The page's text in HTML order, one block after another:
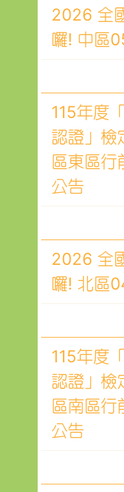
2026 全
囉! 中區
115年度
認證」檢
區東區行
公告
2026 全
囉! 北區
115年度
認證」檢
區南區行
公告